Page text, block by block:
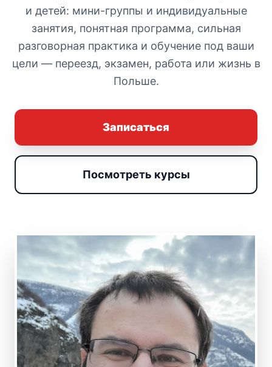
и детей: мини-группы и индивидуальные
занятия, понятная программа, сильная
разговорная практика и обучение под ваши
цели — переезд, экзамен, работа или жизнь в
Польше.
Записаться
Посмотреть курсы